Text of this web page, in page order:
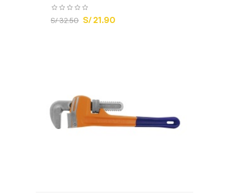
S/ 32.50 S/ 21.90